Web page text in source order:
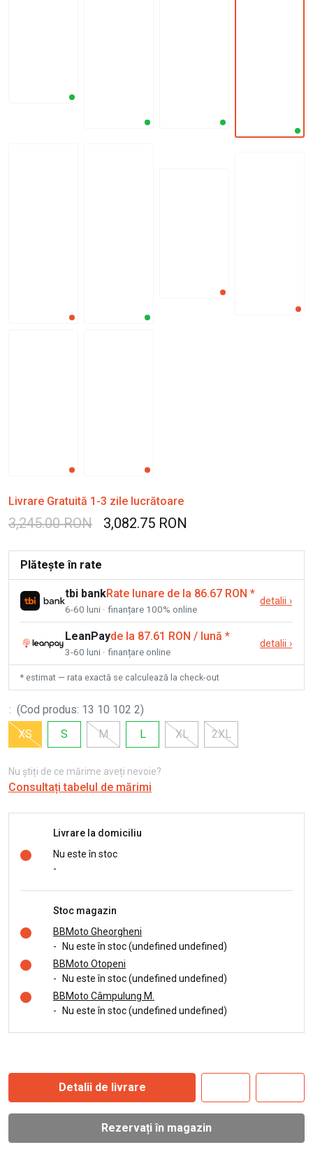
Livrare Gratuită 1-3 zile lucrătoare
3,245.00 RON 3,082.75 RON
Plătește în rate
tbi bankRate lunare de la 86.67 RON *
6-60 luni · finanțare 100% online
detalii ›
LeanPayde la 87.61 RON / lună *
3-60 luni · finanțare online
detalii ›
* estimat — rata exactă se calculează la check-out
: (Cod produs: 13 10 102 2)
XS
S M L XL 2XL
Nu știți de ce mărime aveți nevoie?
Consultați tabelul de mărimi
Livrare la domiciliu
Nu este în stoc
-
Stoc magazin
BBMoto Gheorgheni
-
Nu este în stoc (undefined undefined)
BBMoto Otopeni
-
Nu este în stoc (undefined undefined)
BBMoto Câmpulung M.
-
Nu este în stoc (undefined undefined)
Detalii de livrare
Rezervați în magazin